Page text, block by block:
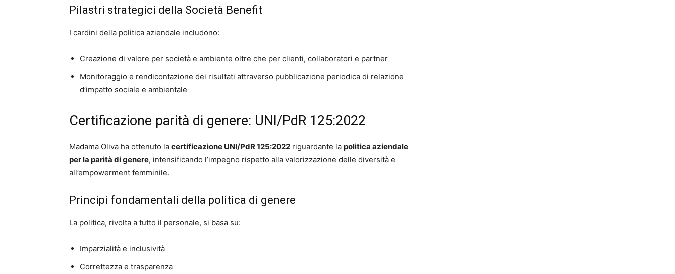
Pilastri strategici della Società Benefit
I cardini della politica aziendale includono:
Creazione di valore per società e ambiente oltre che per clienti, collaboratori e partner
Monitoraggio e rendicontazione dei risultati attraverso pubblicazione periodica di relazione
d’impatto sociale e ambientale
Certificazione parità di genere: UNI/PdR 125:2022
Madama Oliva ha ottenuto la certificazione UNI/PdR 125:2022 riguardante la politica aziendale
per la parità di genere, intensificando l’impegno rispetto alla valorizzazione delle diversità e
all’empowerment femminile.
Principi fondamentali della politica di genere
La politica, rivolta a tutto il personale, si basa su:
Imparzialità e inclusività
Correttezza e trasparenza